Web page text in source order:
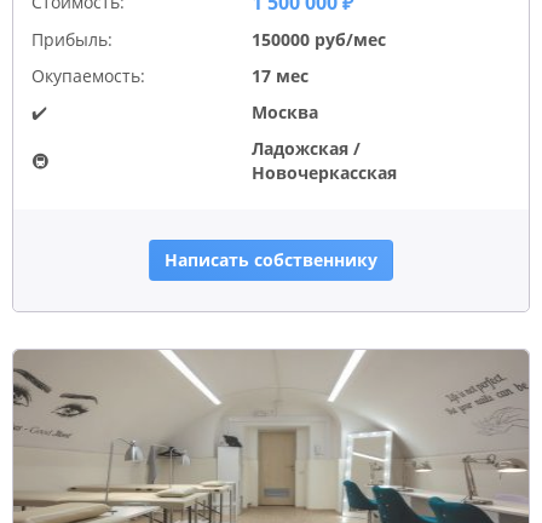
Прибыль:
150000 руб/мес
Окупаемость:
17 мес
✔️
Москва
🚇
Ладожская /
Новочеркасская
Написать собственнику